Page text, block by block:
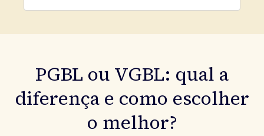
PGBL ou VGBL: qual a
diferença e como escolher
o melhor?